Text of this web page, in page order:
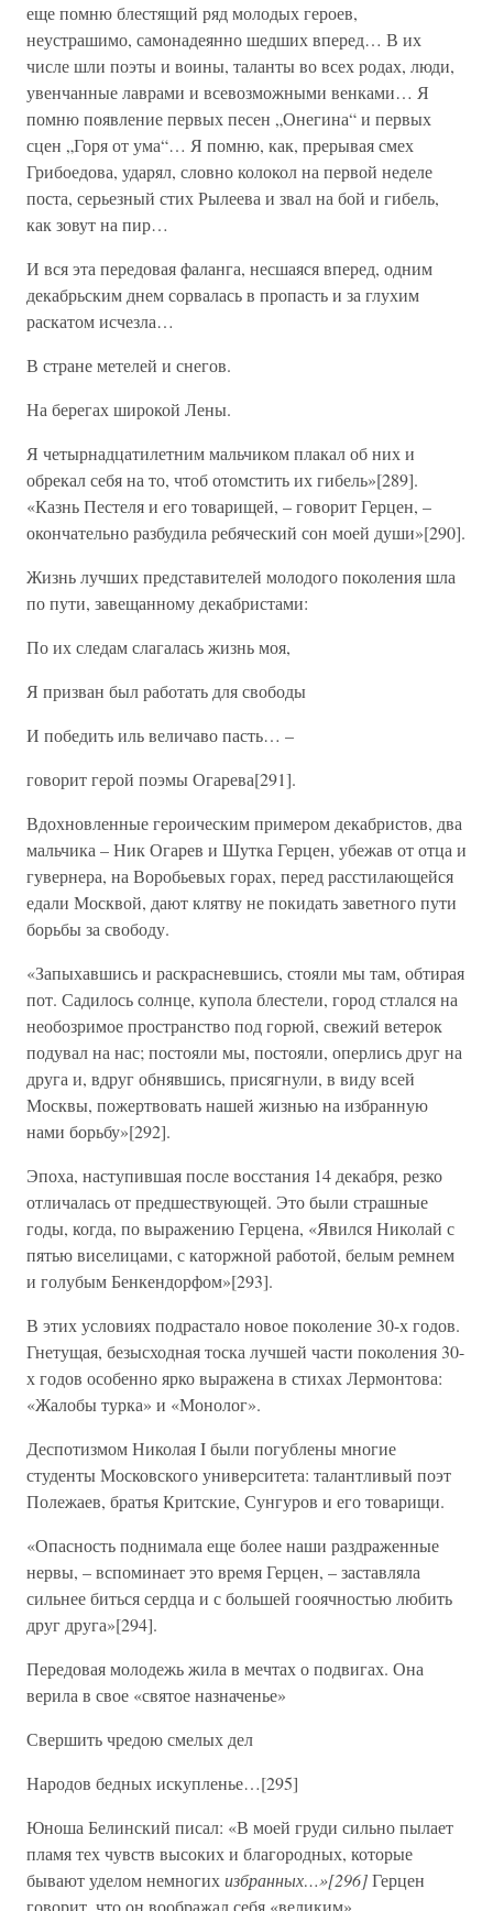
еще помню блестящий ряд молодых героев,
неустрашимо, самонадеянно шедших вперед… В их
числе шли поэты и воины, таланты во всех родах, люди,
увенчанные лаврами и всевозможными венками… Я
помню появление первых песен „Онегина“ и первых
сцен „Горя от ума“… Я помню, как, прерывая смех
Грибоедова, ударял, словно колокол на первой неделе
поста, серьезный стих Рылеева и звал на бой и гибель,
как зовут на пир…
И вся эта передовая фаланга, несшаяся вперед, одним
декабрьским днем сорвалась в пропасть и за глухим
раскатом исчезла…
В стране метелей и снегов.
На берегах широкой Лены.
Я четырнадцатилетним мальчиком плакал об них и
обрекал себя на то, чтоб отомстить их гибель»[289].
«Казнь Пестеля и его товарищей, – говорит Герцен, –
окончательно разбудила ребяческий сон моей души»[290].
Жизнь лучших представителей молодого поколения шла
по пути, завещанному декабристами:
По их следам слагалась жизнь моя,
Я призван был работать для свободы
И победить иль величаво пасть… –
говорит герой поэмы Огарева[291].
Вдохновленные героическим примером декабристов, два
мальчика – Ник Огарев и Шутка Герцен, убежав от отца и
гувернера, на Воробьевых горах, перед расстилающейся
едали Москвой, дают клятву не покидать заветного пути
борьбы за свободу.
«Запыхавшись и раскрасневшись, стояли мы там, обтирая
пот. Садилось солнце, купола блестели, город стлался на
необозримое пространство под горюй, свежий ветерок
подувал на нас; постояли мы, постояли, оперлись друг на
друга и, вдруг обнявшись, присягнули, в виду всей
Москвы, пожертвовать нашей жизнью на избранную
нами борьбу»[292].
Эпоха, наступившая после восстания 14 декабря, резко
отличалась от предшествующей. Это были страшные
годы, когда, по выражению Герцена, «Явился Николай с
пятью виселицами, с каторжной работой, белым ремнем
и голубым Бенкендорфом»[293].
В этих условиях подрастало новое поколение 30-х годов.
Гнетущая, безысходная тоска лучшей части поколения 30-
х годов особенно ярко выражена в стихах Лермонтова:
«Жалобы турка» и «Монолог».
Деспотизмом Николая I были погублены многие
студенты Московского университета: талантливый поэт
Полежаев, братья Критские, Сунгуров и его товарищи.
«Опасность поднимала еще более наши раздраженные
нервы, – вспоминает это время Герцен, – заставляла
сильнее биться сердца и с большей гооячностью любить
друг друга»[294].
Передовая молодежь жила в мечтах о подвигах. Она
верила в свое «святое назначенье»
Свершить чредою смелых дел
Народов бедных искупленье…[295]
Юноша Белинский писал: «В моей груди сильно пылает
пламя тех чувств высоких и благородных, которые
бывают уделом немногихизбранных…»[296]Герцен
говорит, что он воображал себя «великим»,